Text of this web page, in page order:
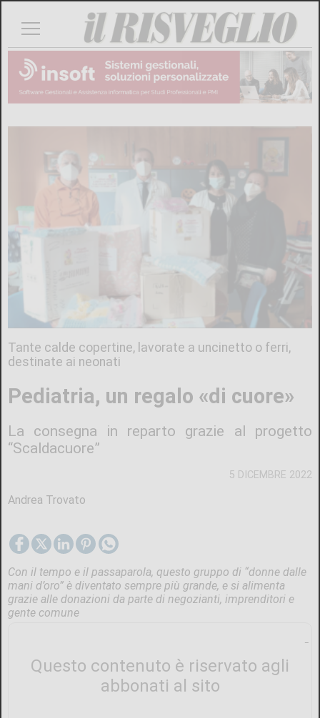
5 DICEMBRE 2022
Tante calde copertine, lavorate a uncinetto o ferri,
destinate ai neonati
Pediatria, un regalo «di cuore»
La consegna in reparto grazie al progetto
“Scaldacuore”
Andrea Trovato
Con il tempo e il passaparola, questo gruppo di “donne dalle
mani d’oro” è diventato sempre più grande, e si alimenta
grazie alle donazioni da parte di negozianti, imprenditori e
gente comune
Questo contenuto è riservato agli
abbonati al sito